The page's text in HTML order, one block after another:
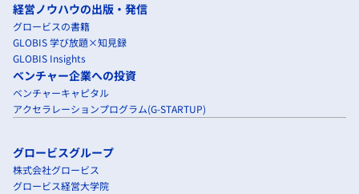
経営ノウハウの出版・発信
グロービスの書籍
GLOBIS 学び放題×知見録
GLOBIS Insights
ベンチャー企業への投資
ベンチャーキャピタル
アクセラレーションプログラム(G-STARTUP)
グロービスグループ
株式会社グロービス
グロービス経営大学院